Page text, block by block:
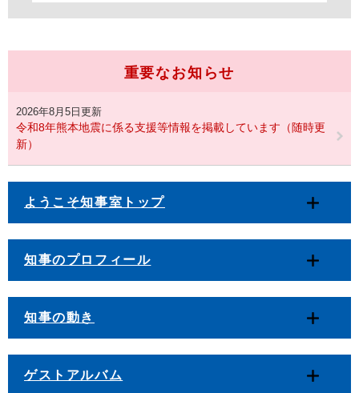
重要なお知らせ
2026年8月5日更新
令和8年熊本地震に係る支援等情報を掲載しています（随時更
新）
ようこそ知事室トップ
知事のプロフィール
知事の動き
ゲストアルバム